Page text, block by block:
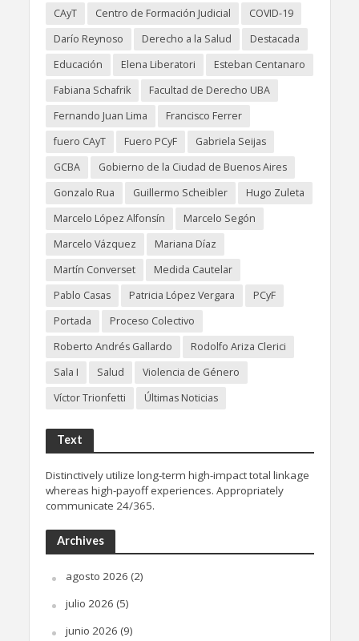
CAyT
Centro de Formación Judicial
COVID-19
Darío Reynoso
Derecho a la Salud
Destacada
Educación
Elena Liberatori
Esteban Centanaro
Fabiana Schafrik
Facultad de Derecho UBA
Fernando Juan Lima
Francisco Ferrer
fuero CAyT
Fuero PCyF
Gabriela Seijas
GCBA
Gobierno de la Ciudad de Buenos Aires
Gonzalo Rua
Guillermo Scheibler
Hugo Zuleta
Marcelo López Alfonsín
Marcelo Segón
Marcelo Vázquez
Mariana Díaz
Martín Converset
Medida Cautelar
Pablo Casas
Patricia López Vergara
PCyF
Portada
Proceso Colectivo
Roberto Andrés Gallardo
Rodolfo Ariza Clerici
Sala I
Salud
Violencia de Género
Víctor Trionfetti
Últimas Noticias
Text
Distinctively utilize long-term high-impact total linkage
whereas high-payoff experiences. Appropriately
communicate 24/365.
Archives
agosto 2026 (2)
julio 2026 (5)
junio 2026 (9)